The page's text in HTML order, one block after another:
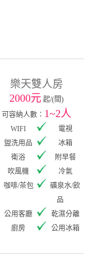
樂天雙人房
2000元 起/(間)
可容納人數： 1~2人
WIFI
電視
盥洗用品
冰箱
衛浴
附早餐
吹風機
冷氣
咖啡/茶包
礦泉水/飲
品
公用客廳
乾濕分離
廚房
公用冰箱